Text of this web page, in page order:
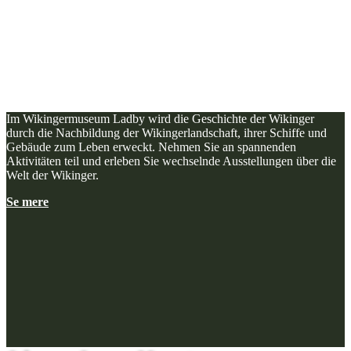
Im Wikingermuseum Ladby wird die Geschichte der Wikinger
durch die Nachbildung der Wikingerlandschaft, ihrer Schiffe und
Gebäude zum Leben erweckt. Nehmen Sie an spannenden
Aktivitäten teil und erleben Sie wechselnde Ausstellungen über die
Welt der Wikinger.
Se mere